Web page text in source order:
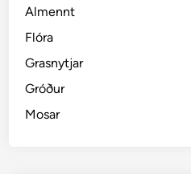
Almennt
Flóra
Grasnytjar
Gróður
Mosar